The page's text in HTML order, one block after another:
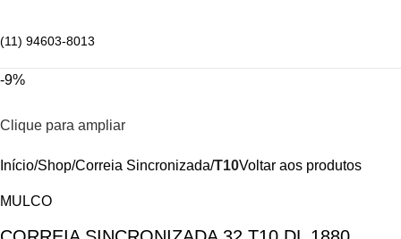
(11) 94603-8013
-9%
Clique para ampliar
Início Shop Correia Sincronizada T10Voltar aos produtos
MULCO